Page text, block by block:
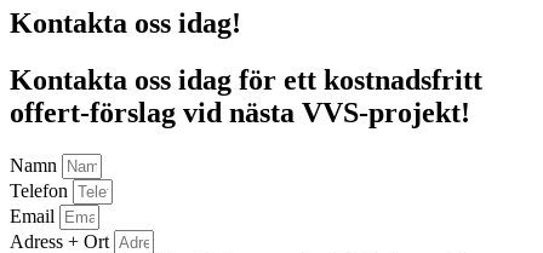
Kontakta oss idag!
Kontakta oss idag för ett kostnadsfritt
offert-förslag vid nästa VVS-projekt!
Namn
Telefon
Email
Adress + Ort